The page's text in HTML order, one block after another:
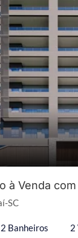
à Venda
SC
2 Banheiros 2